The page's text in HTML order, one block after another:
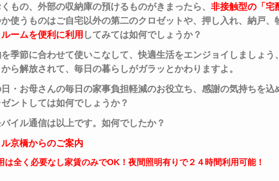
もの、外部の収納庫の預けるものがきまったら、非接触型の「宅
使うものはご自宅以外の第二のクロゼットや、押し入れ、納戸、
ルームを便利に利用 してみては如何でしょうか？
季節に合わせて使いこなして、快適生活をエンジョイしましょう
ら解放されて、毎日の暮らしがガラッとかわりますよ。
・お母さんの毎日の家事負担軽減のお役立ち、感謝の気持ちを込
ントしては如何でしょうか？
イル通信は以上です。如何でしたか？
京橋からのご案内
は全く必要なし家賃のみでOK ！夜間照明有りで２４時間利用可能！